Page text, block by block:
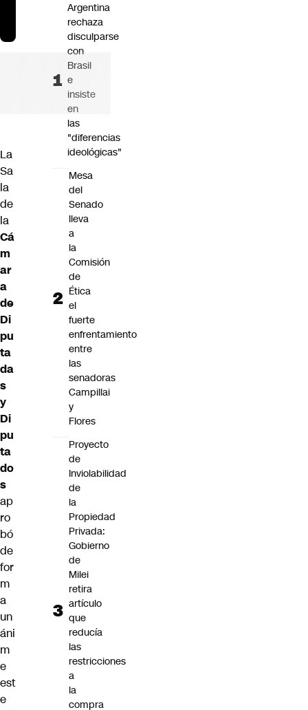
La
Sa
la
de
la
Cá
m
ar
a
de
Di
pu
ta
da
s
y
Di
pu
ta
do
s
ap
ro
bó
de
for
m
a
un
áni
m
e
est
e
Argentina
rechaza
disculparse
con
Brasil
e
insiste
en
las
"diferencias
ideológicas"
Mesa
del
Senado
lleva
a
la
Comisión
de
Ética
el
fuerte
enfrentamiento
entre
las
senadoras
Campillai
y
Flores
Proyecto
de
Inviolabilidad
de
la
Propiedad
Privada:
Gobierno
de
Milei
retira
artículo
que
reducía
las
restricciones
a
la
compra